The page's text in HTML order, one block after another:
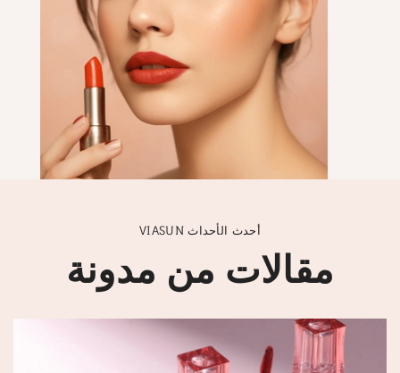
VIASUN أحدث الأحداث
مقالات من مدونة